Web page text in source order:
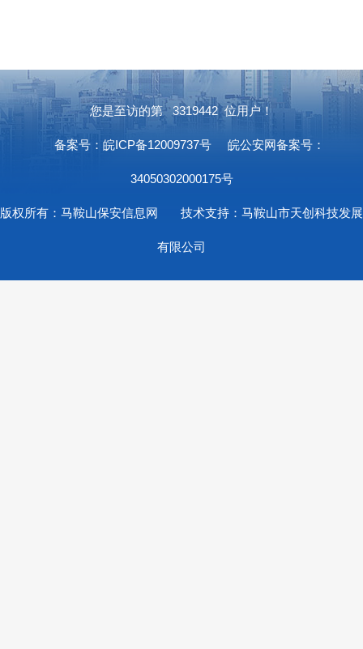
您是至访的第3319442位用户！
备案号：皖ICP备12009737号 皖公安网备案号：
34050302000175号
版权所有：马鞍山保安信息网 技术支持：马鞍山市天创科技发展
有限公司